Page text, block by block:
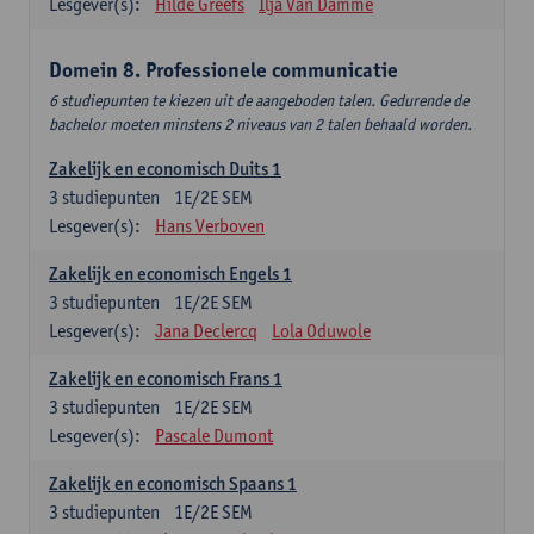
Domein 8. Professionele communicatie
6 studiepunten te kiezen uit de aangeboden talen. Gedurende de
bachelor moeten minstens 2 niveaus van 2 talen behaald worden.
Zakelijk en economisch Duits 1
1E/2E SEM
3 studiepunten
Lesgever(s):
Hans Verboven
Zakelijk en economisch Engels 1
1E/2E SEM
3 studiepunten
Lesgever(s):
Jana Declercq Lola Oduwole
Zakelijk en economisch Frans 1
1E/2E SEM
3 studiepunten
Lesgever(s):
Pascale Dumont
Zakelijk en economisch Spaans 1
1E/2E SEM
3 studiepunten